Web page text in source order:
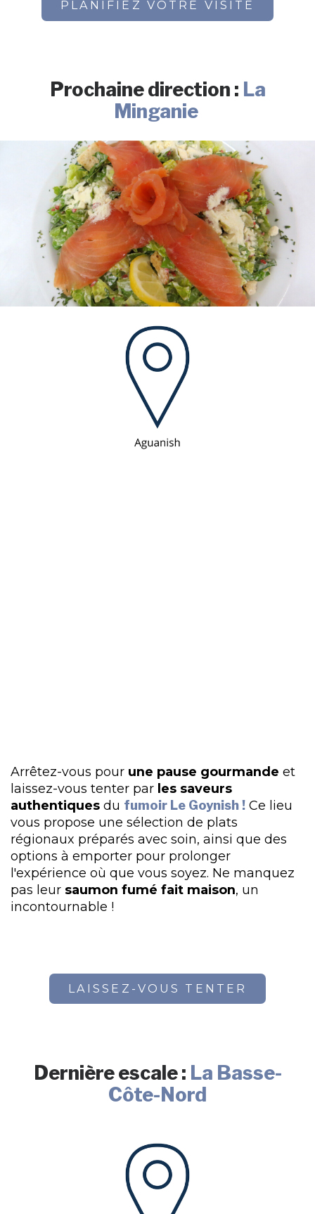
PLANIFIEZ VOTRE VISITE
Prochaine direction : La
Minganie
Arrêtez-vous pour une pause gourmande et
laissez-vous tenter par les saveurs
authentiques du fumoir Le Goynish ! Ce lieu
vous propose une sélection de plats
régionaux préparés avec soin, ainsi que des
options à emporter pour prolonger
l'expérience où que vous soyez. Ne manquez
pas leur saumon fumé fait maison, un
incontournable !
LAISSEZ-VOUS TENTER
Dernière escale : La Basse-
Côte-Nord